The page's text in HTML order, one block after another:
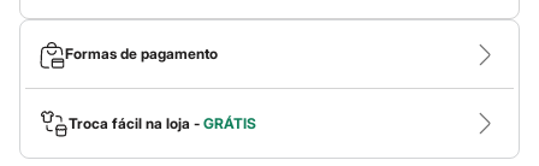
Cintos
Óculos
Relógios
Calçados
Botas
Chinelos
Rasteirinhas
Formas de pagamento
Troca fácil na loja - GRÁTIS